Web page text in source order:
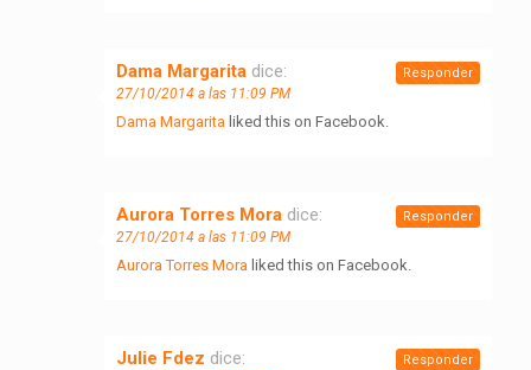
Dama Margarita dice:
27/10/2014 a las 11:09 PM
Dama Margarita liked this on Facebook.
Responder
Aurora Torres Mora dice:
27/10/2014 a las 11:09 PM
Aurora Torres Mora liked this on Facebook.
Responder
Julie Fdez dice: Responder